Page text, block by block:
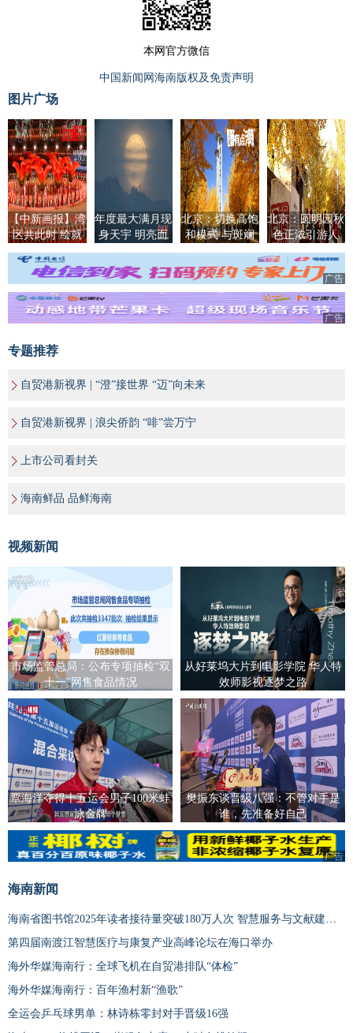
本网官方微信
中国新闻网海南版权及免责声明
图片广场
【中新画报】湾
区共此时 绘就
全运华章
年度最大满月现
身天宇 明亮而
清晰
北京：切换高饱
和模式 与斑斓
秋色撞个满怀
北京：圆明园秋
色正浓引游人
广告
广告
专题推荐
自贸港新视界 | “澄”接世界 “迈”向未来
自贸港新视界 | 浪尖侨韵 “啡”尝万宁
上市公司看封关
海南鲜品 品鲜海南
视频新闻
市场监管总局：公布专项抽检“双
十一”网售食品情况
从好莱坞大片到电影学院 华人特
效师影视逐梦之路
覃海洋夺得十五运会男子100米蛙
泳金牌
樊振东谈晋级八强：不管对手是
谁，先准备好自己
广告
海南新闻
海南省图书馆2025年读者接待量突破180万人次 智慧服务与文献建设双升级
第四届南渡江智慧医疗与康复产业高峰论坛在海口举办
海外华媒海南行：全球飞机在自贸港排队“体检”
海外华媒海南行：百年渔村新“渔歌”
全运会乒乓球男单：林诗栋零封对手晋级16强